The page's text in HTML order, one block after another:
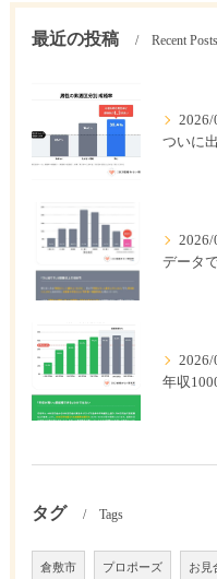
最近の投稿 Recent Posts
2026/
ついに
2026/
データ
2026/
タグ Tags
倉敷市 プロポーズ お見